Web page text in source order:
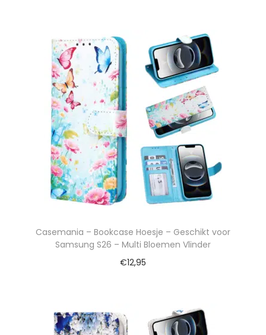
Casemania – Bookcase Hoesje – Geschikt voor
Samsung S26 – Multi Bloemen Vlinder
€12,95